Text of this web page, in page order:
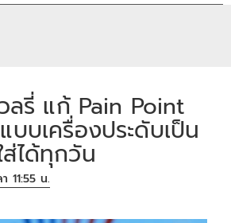
ลรี่ แก้ Pain Point
บเครื่องประดับเป็น
ได้ทุกวัน
11:55 น.